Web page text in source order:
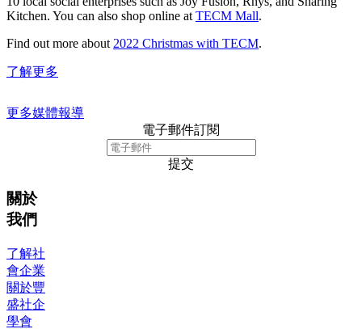
Kitchen. You can also shop online at TECM Mall.
Find out more about 2022 Christmas with TECM.
了解更多
更多媒體報導
電子郵件訂閱
提交
關於
我們
了解社
會企業
關於豐
盛社企
學會